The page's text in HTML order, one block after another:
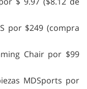
por $249 (compra
Chair por $99
MDSports por